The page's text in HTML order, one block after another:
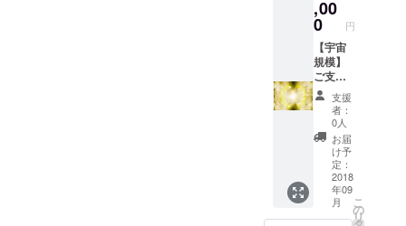
埋没林”
魚津の
全国に
誇る三
大奇観‼
どれも
自然の
営みが
見せて
くれる
人の意
思の届
かない
尊いも
の。 ま
さに不
開催し
てみて
くださ
い(^-^)
●プペル
展開催
ノウハ
ウ ●ご
希望の
A2ポス
ター3枚
●魚津
「プペ
ル展」
特製Ｔ
シャツ
製缶
バッチ
●魚津
｢プペル
展」特
製タオ
ル ●3日
間の様
かるＤ
ＶＤ ●
プラチ
ナチ
ケット
(何人で
もご同
,00
0 円
【宇宙
規模】
ご支援‼
●購入し
た光る
絵を2枚
プレゼ
ント ●
魚津
「プペ
ル展」
特製Ｔ
シャツ
支援
者：
0人
お届
け予
定：
2018
年09
月
こ
の
リ